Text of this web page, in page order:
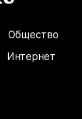
Общество
Интернет